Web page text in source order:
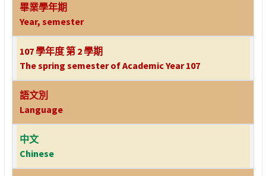
畢業學年期
Year, semester
107 學年度 第 2 學期
The spring semester of Academic Year 107
語文別
Language
中文
Chinese